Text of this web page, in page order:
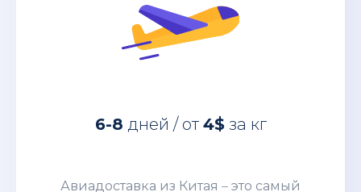
6-8 дней / от 4$за кг
Авиадоставка из Китая – это самый
6-8
дней / от
4$
имеющих большую ценность